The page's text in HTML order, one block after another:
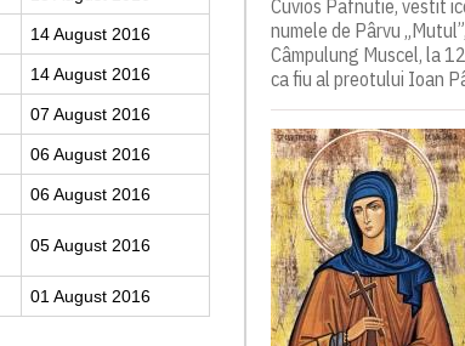
14 August 2016
14 August 2016
07 August 2016
06 August 2016
06 August 2016
05 August 2016
01 August 2016
Cuvios Pafnutie, vestit
numele de Pârvu
Câmpulung Muscel, la
ca fiu al preotului Ioan